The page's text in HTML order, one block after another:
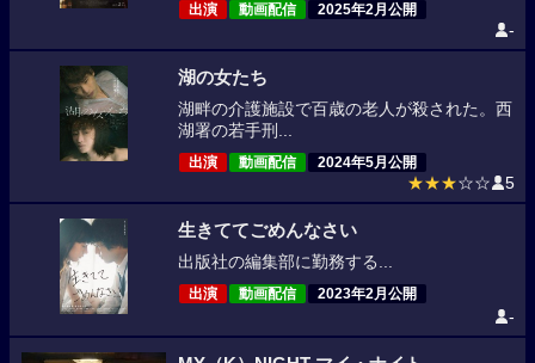
出演 動画配信 2025年2月公開
-
湖の女たち
湖畔の介護施設で百歳の老人が殺された。西
湖署の若手刑...
出演 動画配信 2024年5月公開
★★★☆☆ 5
生きててごめんなさい
出版社の編集部に勤務する...
出演 動画配信 2023年2月公開
-